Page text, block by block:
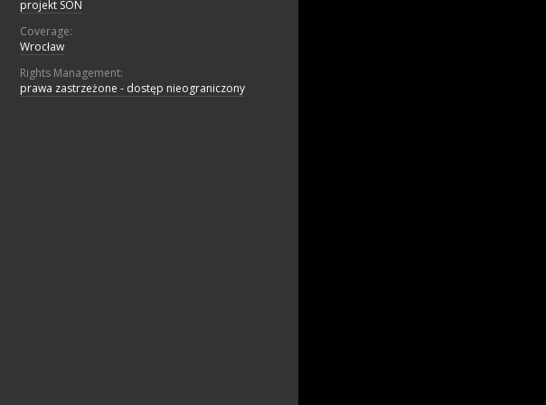
projekt SON
Coverage:
Wrocław
Rights Management:
prawa zastrzeżone - dostęp nieograniczony